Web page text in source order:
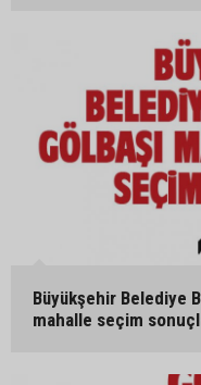
Büyükşehir Belediye
mahalle seçim